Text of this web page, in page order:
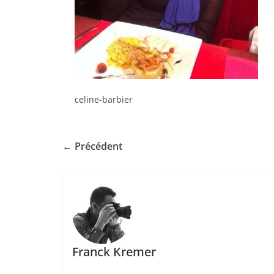
celine-barbier
← Précédent
Franck Kremer